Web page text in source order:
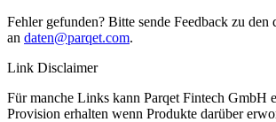
Fehler gefunden? Bitte sende Feedback zu den
an daten@parqet.com.
Link Disclaimer
Für manche Links kann Parqet Fintech GmbH
Provision erhalten wenn Produkte darüber